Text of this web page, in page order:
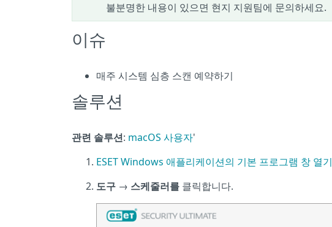
불분명한 내용이 있으면 현지 지원팀에 문의하세요.
이슈
매주 시스템 심층 스캔 예약하기
솔루션
관련 솔루션: macOS 사용자'
ESET Windows 애플리케이션의 기본 프로그램 창 열기
도구 → 스케줄러를 클릭합니다.